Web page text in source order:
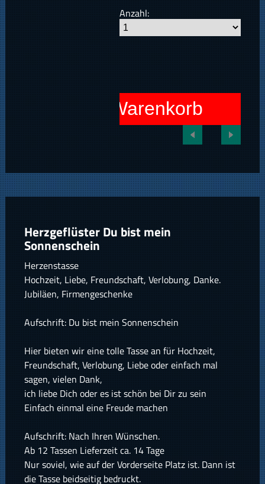
Anzahl:
In den Warenkorb
Herzgeflüster Du bist mein
Sonnenschein
Herzenstasse
Hochzeit, Liebe, Freundschaft, Verlobung, Danke.
Jubiläen, Firmengeschenke
Aufschrift: Du bist mein Sonnenschein
Hier bieten wir eine tolle Tasse an für Hochzeit,
Freundschaft, Verlobung, Liebe oder einfach mal
sagen, vielen Dank,
ich liebe Dich oder es ist schön bei Dir zu sein
Einfach einmal eine Freude machen
Aufschrift: Nach Ihren Wünschen.
Ab 12 Tassen Lieferzeit ca. 14 Tage
Nur soviel, wie auf der Vorderseite Platz ist. Dann ist
die Tasse beidseitig bedruckt.